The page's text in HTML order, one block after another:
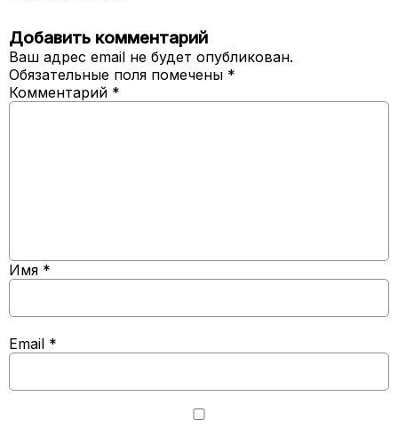
Добавить комментарий
Ваш адрес email не будет опубликован.
Обязательные поля помечены *
Комментарий *
Имя *
Email *